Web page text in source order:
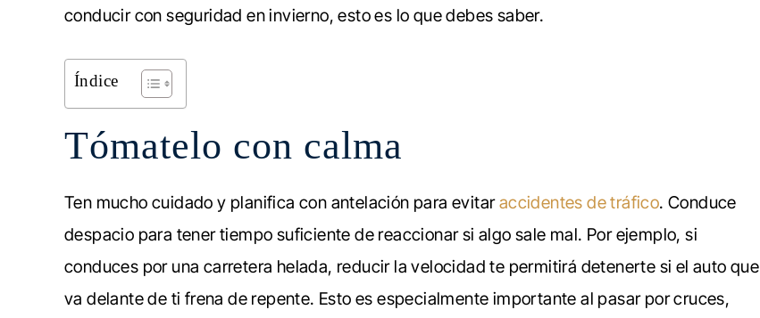
conducir con seguridad en invierno, esto es lo que debes saber.
Índice
Tómatelo con calma
Ten mucho cuidado y planifica con antelación para evitaraccidentes de tráfico. Conduce
despacio para tener tiempo suficiente de reaccionar si algo sale mal. Por ejemplo, si
conduces por una carretera helada, reducir la velocidad te permitirá detenerte si el auto que
va delante de ti frena de repente. Esto es especialmente importante al pasar por cruces,